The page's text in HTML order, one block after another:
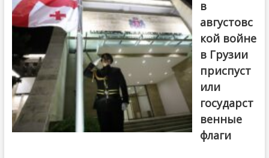
в
августовс
кой войне
в Грузии
приспуст
или
государст
венные
флаги